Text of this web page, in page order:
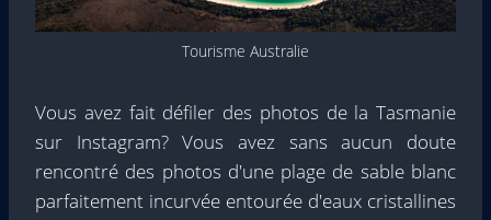
Tourisme Australie
Vous avez fait défiler des photos de la Tasmanie
sur Instagram? Vous avez sans aucun doute
rencontré des photos d'une plage de sable blanc
parfaitement incurvée entourée d'eaux cristallines